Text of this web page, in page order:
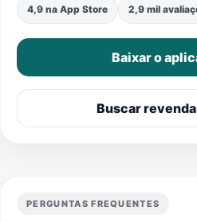
4,9 na App Store 2,9 mil
Baixar o
Buscar
PERGUNTAS FREQUENTES